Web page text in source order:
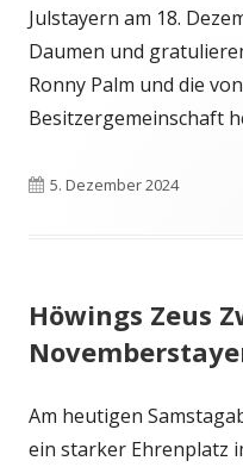
Julstayern am 18.
Daumen und
Ronny Palm und die
Besitzergemeinschaft
Veröffentlicht
5. Dezember 2024
Höwings Zeus
Am heutigen
ein starker Ehrenplatz